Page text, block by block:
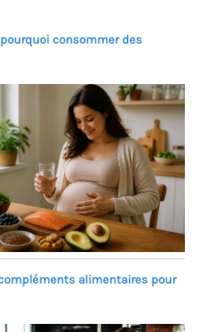
consommer des
alimentaires pour